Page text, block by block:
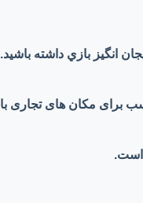
انگيز بازي داشته باشيد.
است.